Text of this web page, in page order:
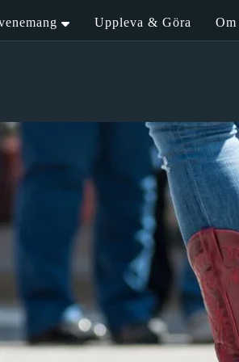
Uppleva & Göra Om